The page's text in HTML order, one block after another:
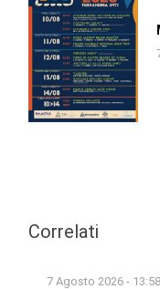
Correlati
7 Agosto 2026 - 13:58